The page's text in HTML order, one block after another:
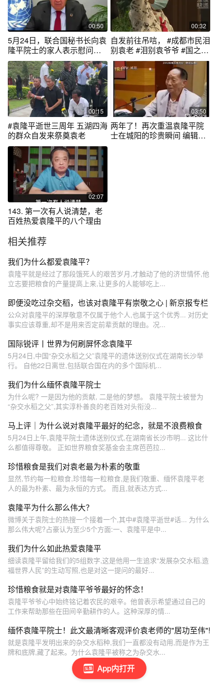
App内打开
00:50
5月24日，联合国秘书长向袁
隆平院士的家人表示慰问。
其发言人在当天的记者会上
表示，袁隆平值得所有人尊
敬。
00:32
自发前往吊唁， #成都市民泪
别袁老 #泪别袁爷爷 #国之栋
梁 #吊唁袁隆平
00:15
#袁隆平逝世三周年 五湖四海
的群众自发来祭奠袁老
03:50
两年了！再次重温袁隆平院
士在城阳的珍贵瞬间 编辑：
02:07
143. 第一次有人说清楚，老
百姓热爱袁隆平的八个理由
相关推荐
我们为什么都爱袁隆平？
袁隆平就是经过了那段饿死人的艰苦岁月,才触动了他的济世情怀,他
立志要把粮食的产量提高上来,让更多的人能够吃上...
即便没吃过杂交稻，也该对袁隆平有崇敬之心 | 新京报专栏
公众对袁隆平的深厚敬意不仅属于他个人,也属于这个优秀... 对历史
事实应该尊重,却不是用来否定前辈贡献的理由。况...
国际锐评丨世界为何刷屏怀念袁隆平
5月24日,中国“杂交水稻之父”袁隆平的遗体送别仪式在湖南长沙举
行。 自他22日离世,包括联合国在内的多个国际机...
我们为什么缅怀袁隆平院士
为什么呢? 一是因为他的贡献, 二是他的梦想。 袁隆平院士被誉为
“杂交水稻之父”,其实淳朴善良的老百姓对头衔没...
马上评｜为什么说对袁隆平最好的纪念，就是不浪费粮食
5月24日上午,袁隆平院士遗体送别仪式,在湖南省长沙市明... 这比什
么都值得尊敬。 正如世界粮食奖基金会主席芭芭拉...
珍惜粮食是我们对袁老最为朴素的敬重
显然,节约每一粒粮食,珍惜每一粒粮食,是我们敬重、缅怀袁隆平老
人的最为朴素、最为永恒的方式。 而且,就表达方式...
袁隆平为什么那么伟大？
微博关于袁院士的热搜一个接着一个,其中#袁隆平逝世#话... 为什么
那么伟大呢?占豪认为至少5个方面:一、袁隆平是中...
我们为什么如此热爱袁隆平
细读袁隆平留给我们的5组数字,这是他用一生追求“发展杂交水稻,造
福世界人民”的生动写照,也是对这一提问的最好...
珍惜粮食就是对袁隆平爷爷最好的怀念！
袁隆平爷爷心中始终铭记着农民的艰辛。他曾表示希望通过自己的
工作来帮助那些在田间辛勤耕作的人。这种深厚的情...
缅怀袁隆平院士！此文最清晰客观评价袁老师的"居功至伟"!
就是袁隆平发明出来的杂交水稻种,我们一直都没有动用,而是作为王
牌和底牌,藏了起来。为什么袁隆平被称之为杂交水...